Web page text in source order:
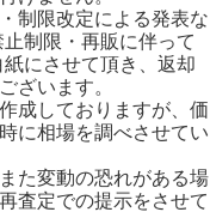
制限改定による発表な
制限・再販に伴って
にさせて頂き、返却
ざいます。
成しておりますが、価
に相場を調べさせてい
た変動の恐れがある場
査定での提示をさせて